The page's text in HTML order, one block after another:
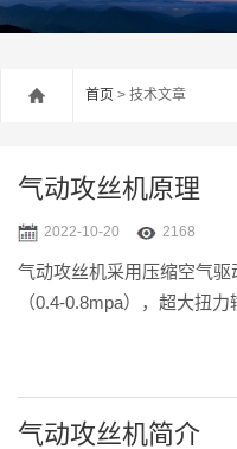
首页 > 技术文章
气动攻丝机原理
2022-10-20 2168
气动攻丝机采用压缩空气
（0.4-0.8mpa），超大扭
铁、铜、铝、塑料等材料
伤较少，螺牙精度高；操
工成本较使用CNC加工中
多；较重的工作物不需要定
气动攻丝机简介